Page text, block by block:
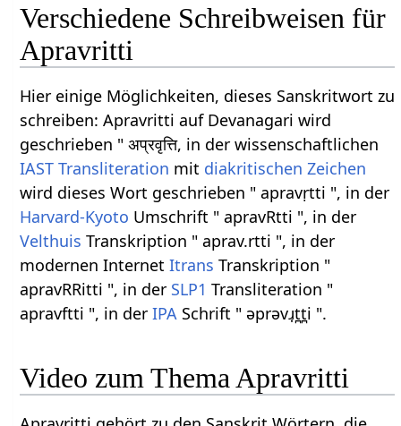
Verschiedene Schreibweisen für
Apravritti
Hier einige Möglichkeiten, dieses Sanskritwort zu
schreiben: Apravritti auf Devanagari wird
geschrieben " अप्रवृत्ति, in der wissenschaftlichen
IAST Transliteration mit diakritischen Zeichen
wird dieses Wort geschrieben " apravṛtti ", in der
Harvard-Kyoto Umschrift " apravRtti ", in der
Velthuis Transkription " aprav.rtti ", in der
modernen InternetItrans Transkription "
apravRRitti ", in der SLP1 Transliteration "
apravftti ", in derIPA Schrift " əprəvɹ̩t̪t̪i ".
Video zum Thema Apravritti